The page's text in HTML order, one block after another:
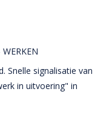
Snelle signalisatie van
in uitvoering" in